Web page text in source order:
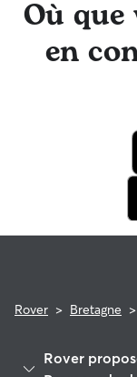
Où que
en
Rover > Bretagne >
Rover